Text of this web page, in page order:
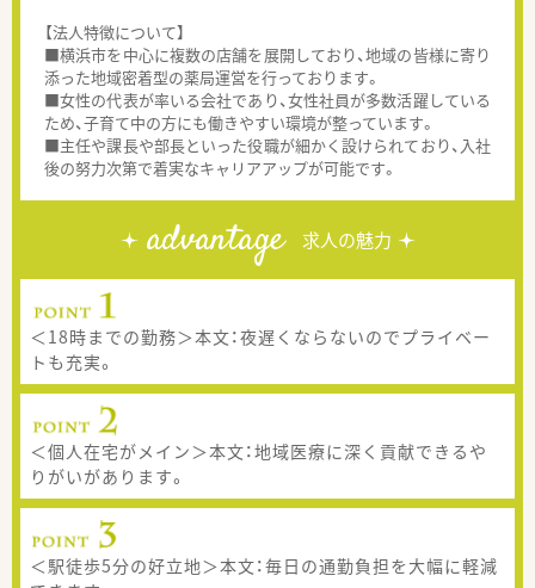
【法人特徴について】
■横浜市を中心に複数の店舗を展開しており、地域の皆様に寄り
添った地域密着型の薬局運営を行っております。
■女性の代表が率いる会社であり、女性社員が多数活躍している
ため、子育て中の方にも働きやすい環境が整っています。
■主任や課長や部長といった役職が細かく設けられており、入社
後の努力次第で着実なキャリアアップが可能です。
advantage 求人の魅力
＜18時までの勤務＞本文：夜遅くならないのでプライベー
トも充実。
＜個人在宅がメイン＞本文：地域医療に深く貢献できるや
りがいがあります。
＜駅徒歩5分の好立地＞本文：毎日の通勤負担を大幅に軽減